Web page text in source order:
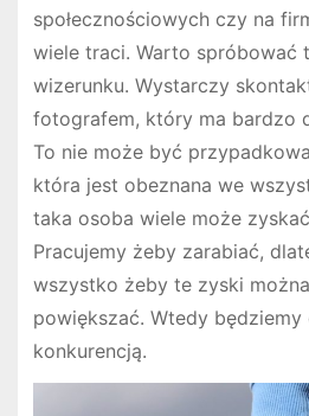
społecznościowych czy na
wiele traci. Warto spróbować
wizerunku. Wystarczy
fotografem, który ma bardzo
To nie może być
która jest obeznana we
taka osoba wiele może
Pracujemy żeby zarabiać,
wszystko żeby te zyski można
powiększać. Wtedy
konkurencją.